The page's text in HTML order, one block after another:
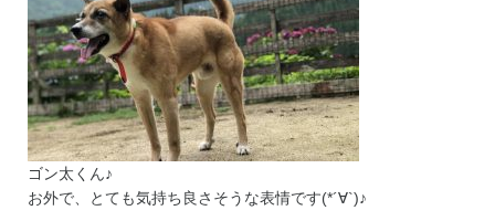
ゴン太くん♪
お外で、とても気持ち良さそうな表情です(*´∀`)♪